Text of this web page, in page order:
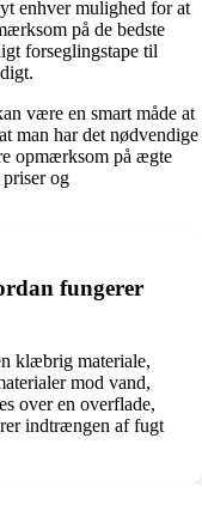
enhver mulighed for at
på de bedste
forseglingstape til
være en smart måde at
man har det nødvendige
opmærksom på ægte
og
fungerer
klæbrig materiale,
mod vand,
over en overflade,
indtrængen af ​​fugt